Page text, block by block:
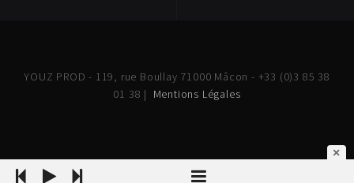
YOUZ PROD - 119, rue Boullay 71000 Mâcon - +33 (0)3 85 38
01 38 | Mentions Légales